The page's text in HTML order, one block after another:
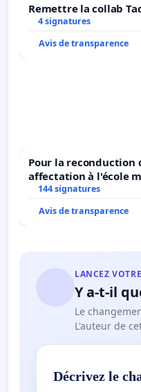
Remettre la collab
4 signatures
Avis de transparence
Pour la reconduction
affectation à l'école
LAMARTINE auprès de
144 signatures
Avis de transparence
LANCEZ
Y a-t-il
Le
L'auteur de
Décrivez le